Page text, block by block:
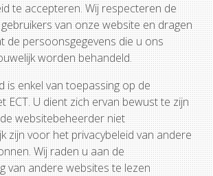
te accepteren. Wij respecteren de
van onze website en dragen
de persoonsgegevens die u ons
worden behandeld.
is enkel van toepassing op de
ECT. U dient zich ervan bewust te zijn
websitebeheerder niet
zijn voor het privacybeleid van andere
Wij raden u aan de
van andere websites te lezen